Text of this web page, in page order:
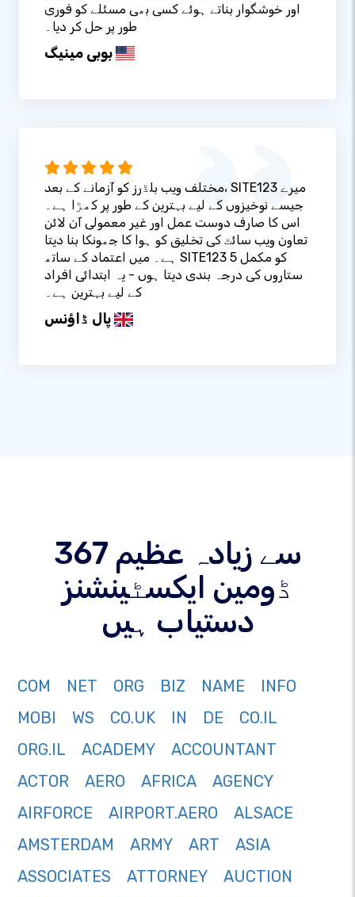
اور خوشگوار بناتے ہوئے کسی بھی مسئلے کو فوری
طور پر حل کر دیا۔
بوبی مینیگ
مختلف ویب بلڈرز کو آزمانے کے بعد، SITE123 میرے
جیسے نوخیزوں کے لیے بہترین کے طور پر کھڑا ہے۔
اس کا صارف دوست عمل اور غیر معمولی آن لائن
تعاون ویب سائٹ کی تخلیق کو ہوا کا جھونکا بنا دیتا
ہے۔ میں اعتماد کے ساتھ SITE123 کو مکمل 5
ستاروں کی درجہ بندی دیتا ہوں - یہ ابتدائی افراد
کے لیے بہترین ہے۔
پال ڈاؤنس
367 سے زیادہ عظیم
ڈومین ایکسٹینشنز
دستیاب ہیں
COM NET ORG BIZ NAME
INFO
MOBI
WS CO.UK IN DE
CO.IL
ORG.IL
ACADEMY
ACCOUNTANT
ACTOR
AERO AFRICA
AGENCY
AIRFORCE
AIRPORT.AERO
ALSACE
AMSTERDAM
ARMY ART
ASIA
ASSOCIATES
ATTORNEY
AUCTION